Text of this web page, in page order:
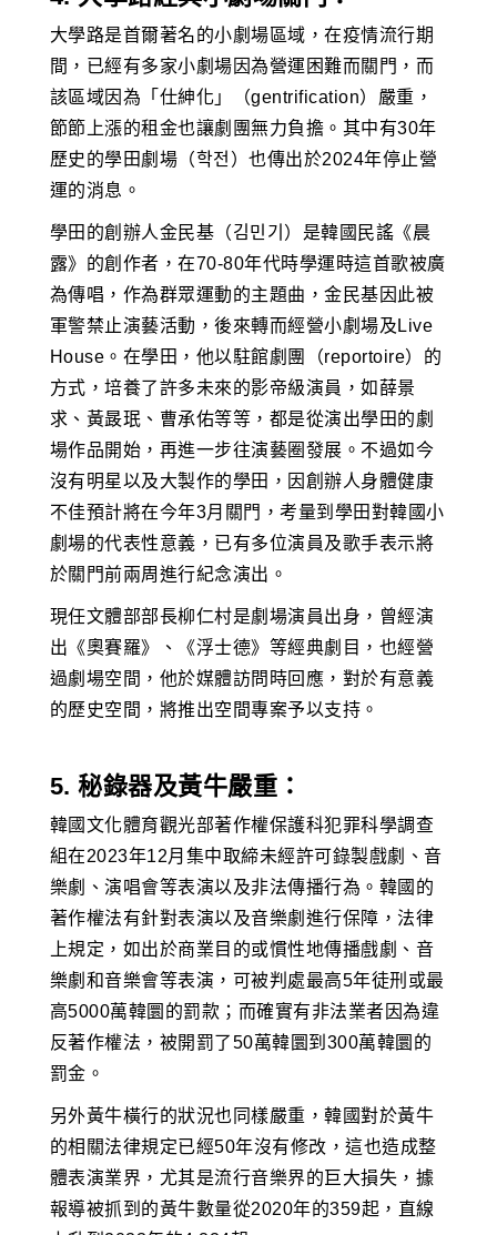
大學路是首爾著名的小劇場區域，在疫情流行期
間，已經有多家小劇場因為營運困難而關門，而
該區域因為「仕紳化」（gentrification）嚴重，
節節上漲的租金也讓劇團無力負擔。其中有30年
歷史的學田劇場（학전）也傳出於2024年停止營
運的消息。
學田的創辦人金民基（김민기）是韓國民謠《晨
露》的創作者，在70-80年代時學運時這首歌被廣
為傳唱，作為群眾運動的主題曲，金民基因此被
軍警禁止演藝活動，後來轉而經營小劇場及Live
House。在學田，他以駐館劇團（reportoire）的
方式，培養了許多未來的影帝級演員，如薛景
求、黃晸珉、曹承佑等等，都是從演出學田的劇
場作品開始，再進一步往演藝圈發展。不過如今
沒有明星以及大製作的學田，因創辦人身體健康
不佳預計將在今年3月關門，考量到學田對韓國小
劇場的代表性意義，已有多位演員及歌手表示將
於關門前兩周進行紀念演出。
現任文體部部長柳仁村是劇場演員出身，曾經演
出《奧賽羅》、《浮士德》等經典劇目，也經營
過劇場空間，他於媒體訪問時回應，對於有意義
的歷史空間，將推出空間專案予以支持。
5. 秘錄器及黃牛嚴重：
韓國文化體育觀光部著作權保護科犯罪科學調查
組在2023年12月集中取締未經許可錄製戲劇、音
樂劇、演唱會等表演以及非法傳播行為。韓國的
著作權法有針對表演以及音樂劇進行保障，法律
上規定，如出於商業目的或慣性地傳播戲劇、音
樂劇和音樂會等表演，可被判處最高5年徒刑或最
高5000萬韓圜的罰款；而確實有非法業者因為違
反著作權法，被開罰了50萬韓圜到300萬韓圜的
罰金。
另外黃牛橫行的狀況也同樣嚴重，韓國對於黃牛
的相關法律規定已經50年沒有修改，這也造成整
體表演業界，尤其是流行音樂界的巨大損失，據
報導被抓到的黃牛數量從2020年的359起，直線